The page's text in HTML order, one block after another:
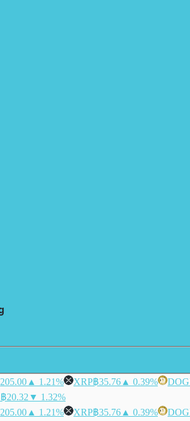
▲ 1.21% XRP฿35.76 ▲ 0.39%
฿20.32 ▼ 1.32%
▲ 1.21% XRP฿35.76 ▲ 0.39%